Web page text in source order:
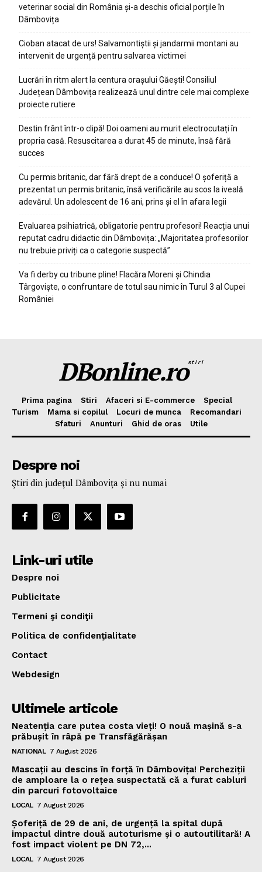
veterinar social din România și-a deschis oficial porțile în
Dâmbovița
Cioban atacat de urs! Salvamontiștii și jandarmii montani au
intervenit de urgență pentru salvarea victimei
Lucrări în ritm alert la centura orașului Găești! Consiliul
Județean Dâmbovița realizează unul dintre cele mai complexe
proiecte rutiere
Destin frânt într-o clipă! Doi oameni au murit electrocutați în
propria casă. Resuscitarea a durat 45 de minute, însă fără
succes
Cu permis britanic, dar fără drept de a conduce! O șoferiță a
prezentat un permis britanic, însă verificările au scos la iveală
adevărul. Un adolescent de 16 ani, prins și el în afara legii
Evaluarea psihiatrică, obligatorie pentru profesori! Reacția unui
reputat cadru didactic din Dâmbovița: „Majoritatea profesorilor
nu trebuie priviți ca o categorie suspectă”
Va fi derby cu tribune pline! Flacăra Moreni și Chindia
Târgoviște, o confruntare de totul sau nimic în Turul 3 al Cupei
României
DBonline.rostiri
Prima pagina Stiri Afaceri si E-commerce
Special
Turism
Mama si copilul Locuri de munca
Recomandari
Sfaturi
Anunturi Ghid de oras Utile
Despre noi
Ştiri din judeţul Dâmboviţa şi nu numai
Link-uri utile
Despre noi
Publicitate
Termeni şi condiţii
Politica de confidenţialitate
Contact
Webdesign
Ultimele articole
Neatenția care putea costa vieți! O nouă mașină s-a
prăbușit în râpă pe Transfăgărășan
NATIONAL 7 August 2026
Mascații au descins în forță în Dâmbovița! Percheziții
de amploare la o rețea suspectată că a furat cabluri
din parcuri fotovoltaice
LOCAL 7 August 2026
Șoferiță de 29 de ani, de urgență la spital după
impactul dintre două autoturisme și o autoutilitară! A
fost impact violent pe DN 72,...
LOCAL 7 August 2026